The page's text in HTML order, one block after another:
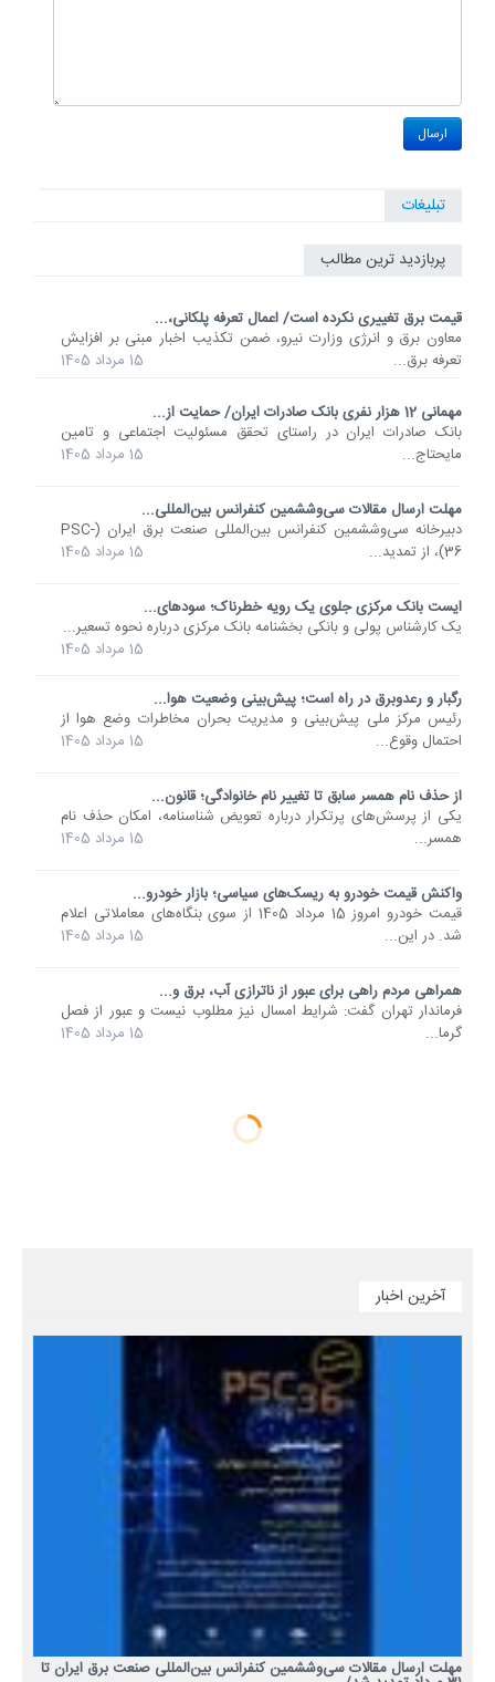
تبلیغات
پربازدید ترین مطالب
قیمت برق تغییری نکرده است/ اعمال تعرفه پلکانی،...
معاون برق و انرژی وزارت نیرو، ضمن تکذیب اخبار مبنی بر افزایش
تعرفه برق...
15 مرداد 1405
مهمانی 12 هزار نفری بانک صادرات ایران/ حمایت از...
​بانک صادرات ایران در راستای تحقق مسئولیت اجتماعی و تامین
مایحتاج...
15 مرداد 1405
مهلت ارسال مقالات سی‌وششمین کنفرانس بین‌المللی...
دبیرخانه سی‌وششمین کنفرانس بین‌المللی صنعت برق ایران (PSC-
36)، از تمدید...
15 مرداد 1405
ایست بانک مرکزی جلوی یک رویه خطرناک؛ سودهای...
یک کارشناس پولی و بانکی بخشنامه بانک مرکزی درباره نحوه تسعیر...
15 مرداد 1405
رگبار و رعدوبرق در راه است؛ پیش‌بینی وضعیت هوا...
رئیس مرکز ملی پیش‌بینی و مدیریت بحران مخاطرات وضع هوا از
احتمال وقوع...
15 مرداد 1405
از حذف نام همسر سابق تا تغییر نام خانوادگی؛ قانون...
یکی از پرسش‌های پرتکرار درباره تعویض شناسنامه، امکان حذف نام
همسر...
15 مرداد 1405
واکنش قیمت خودرو به ریسک‌های سیاسی؛ بازار خودرو...
قیمت خودرو امروز 15 مرداد 1405 از سوی بنگاه‌های معاملاتی اعلام
شد. در این...
15 مرداد 1405
همراهی مردم راهی برای عبور از ناترازی آب، برق و...
فرماندار تهران گفت: شرایط امسال نیز مطلوب نیست و عبور از فصل
گرما...
15 مرداد 1405
آخرین اخبار
مهلت ارسال مقالات سی‌وششمین کنفرانس بین‌المللی صنعت برق ایران تا